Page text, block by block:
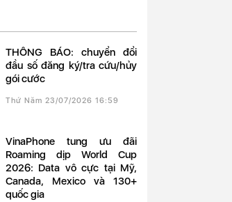
THÔNG BÁO: chuyển đổi
đầu số đăng ký/tra cứu/hủy
gói cước
Thứ Năm 23/07/2026 16:59
VinaPhone tung ưu đãi
Roaming dịp World Cup
2026: Data vô cực tại Mỹ,
Canada, Mexico và 130+
quốc gia